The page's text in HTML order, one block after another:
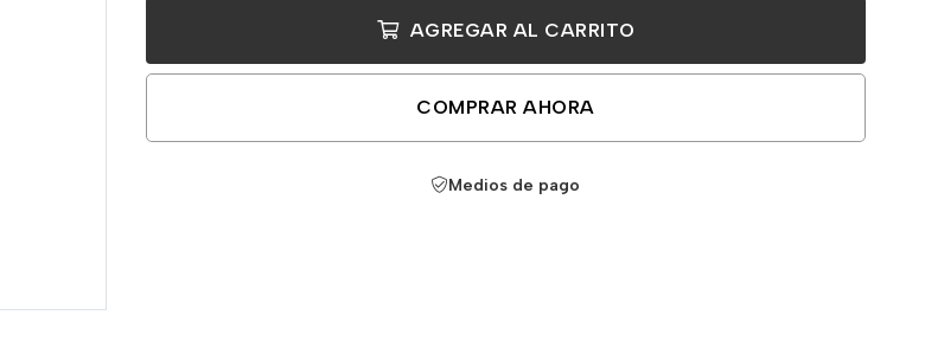
AGREGAR AL CARRITO
COMPRAR AHORA
Medios de pago